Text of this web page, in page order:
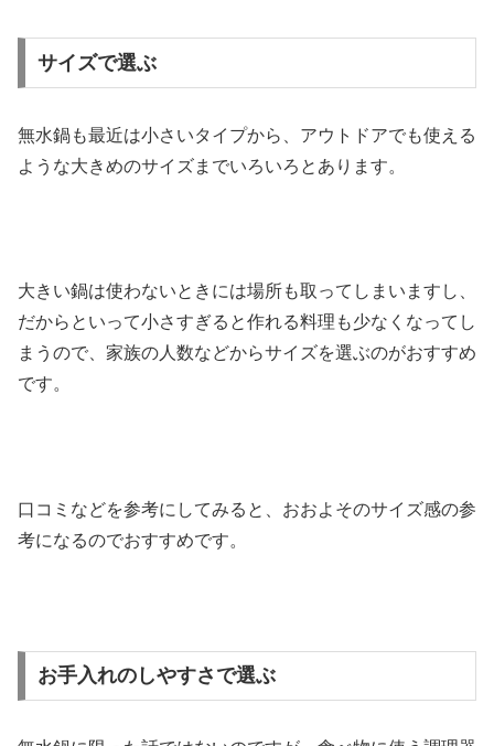
サイズで選ぶ
無水鍋も最近は小さいタイプから、アウトドアでも使える
ような大きめのサイズまでいろいろとあります。
大きい鍋は使わないときには場所も取ってしまいますし、
だからといって小さすぎると作れる料理も少なくなってし
まうので、家族の人数などからサイズを選ぶのがおすすめ
です。
口コミなどを参考にしてみると、おおよそのサイズ感の参
考になるのでおすすめです。
お手入れのしやすさで選ぶ